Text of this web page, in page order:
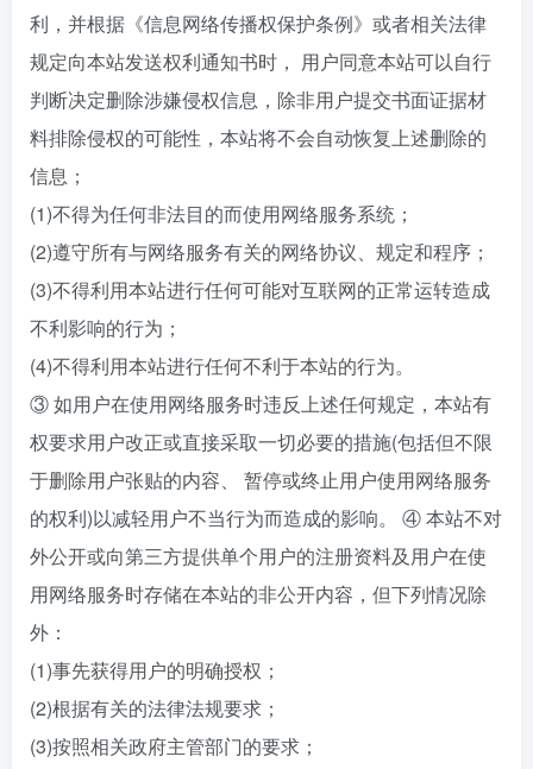
利，并根据《信息网络传播权保护条例》或者相关法律
规定向本站发送权利通知书时， 用户同意本站可以自行
判断决定删除涉嫌侵权信息，除非用户提交书面证据材
料排除侵权的可能性，本站将不会自动恢复上述删除的
信息；
(1)不得为任何非法目的而使用网络服务系统；
(2)遵守所有与网络服务有关的网络协议、规定和程序；
(3)不得利用本站进行任何可能对互联网的正常运转造成
不利影响的行为；
(4)不得利用本站进行任何不利于本站的行为。
③ 如用户在使用网络服务时违反上述任何规定，本站有
权要求用户改正或直接采取一切必要的措施(包括但不限
于删除用户张贴的内容、 暂停或终止用户使用网络服务
的权利)以减轻用户不当行为而造成的影响。 ④ 本站不对
外公开或向第三方提供单个用户的注册资料及用户在使
用网络服务时存储在本站的非公开内容，但下列情况除
外：
(1)事先获得用户的明确授权；
(2)根据有关的法律法规要求；
(3)按照相关政府主管部门的要求；